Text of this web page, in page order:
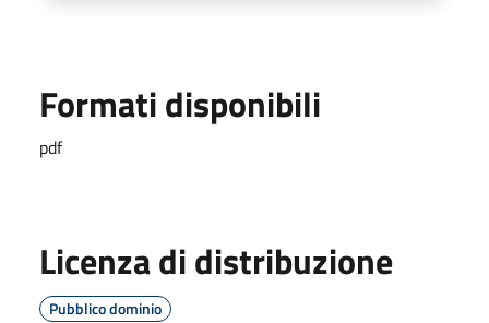
Formati disponibili
pdf
Licenza di distribuzione
Pubblico dominio